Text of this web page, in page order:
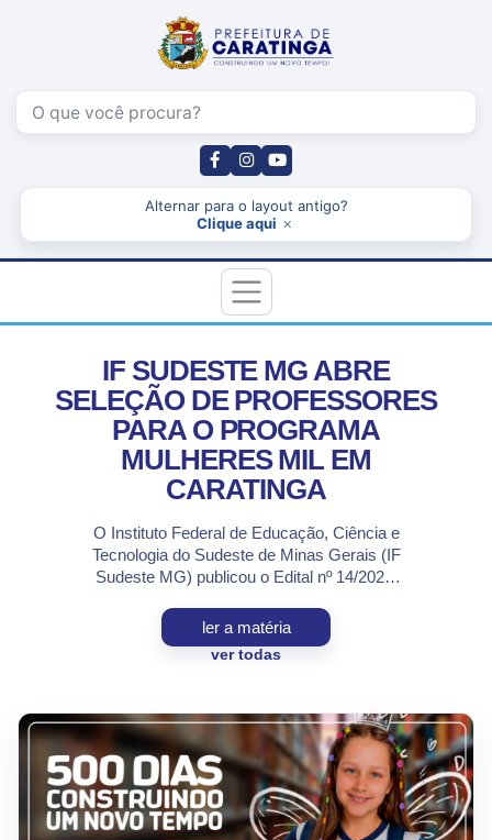
Pesquisar
Alternar para o layout antigo?
Clique aqui ×
IF SUDESTE MG ABRE
SELEÇÃO DE PROFESSORES
PARA O PROGRAMA
MULHERES MIL EM
CARATINGA
O Instituto Federal de Educação, Ciência e
Tecnologia do Sudeste de Minas Gerais (IF
Sudeste MG) publicou o Edital nº 14/2026,
bolsistas para atuação no Programa
Mulheres Mil, no Campus Caratinga. O
processo seletivo destina-se,
poderá selecionar […]
ler a matéria
ver todas